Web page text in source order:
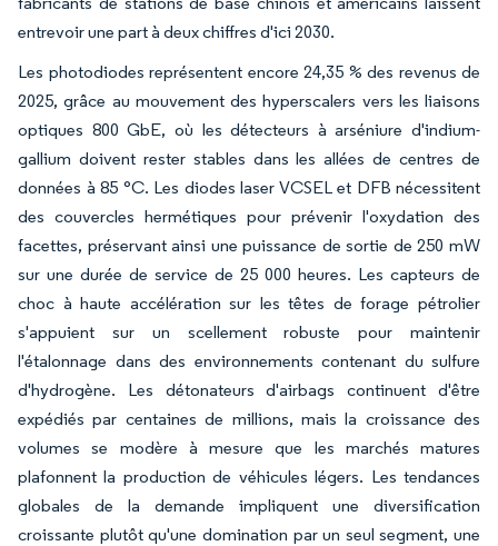
entrevoir une part à deux chiffres d'ici 2030.
Les photodiodes représentent encore 24,35 % des revenus de
2025, grâce au mouvement des hyperscalers vers les liaisons
optiques 800 GbE, où les détecteurs à arséniure d'indium-
gallium doivent rester stables dans les allées de centres de
données à 85 °C. Les diodes laser VCSEL et DFB nécessitent
des couvercles hermétiques pour prévenir l'oxydation des
facettes, préservant ainsi une puissance de sortie de 250 mW
sur une durée de service de 25 000 heures. Les capteurs de
choc à haute accélération sur les têtes de forage pétrolier
s'appuient sur un scellement robuste pour maintenir
l'étalonnage dans des environnements contenant du sulfure
d'hydrogène. Les détonateurs d'airbags continuent d'être
expédiés par centaines de millions, mais la croissance des
volumes se modère à mesure que les marchés matures
plafonnent la production de véhicules légers. Les tendances
globales de la demande impliquent une diversification
croissante plutôt qu'une domination par un seul segment, une